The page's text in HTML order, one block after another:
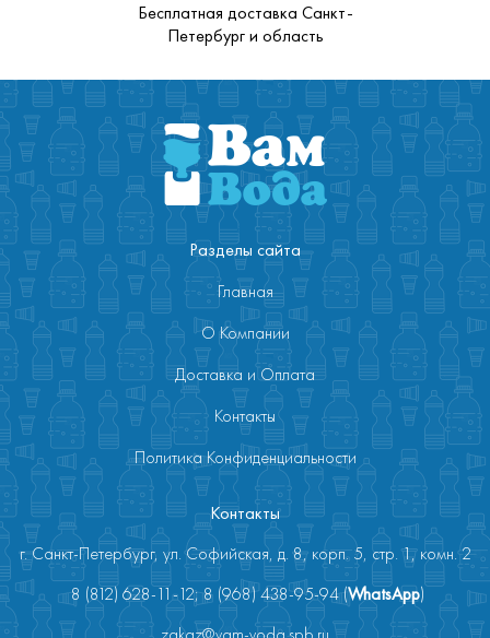
Бесплатная доставка Санкт-
Петербург и область
Разделы сайта
Главная
О Компании
Доставка и Оплата
Контакты
Политика Конфиденциальности
Контакты
г. Санкт-Петербург, ул. Софийская, д. 8, корп. 5, стр. 1, комн. 2
8 (812) 628-11-12; 8 (968) 438-95-94 (WhatsApp)